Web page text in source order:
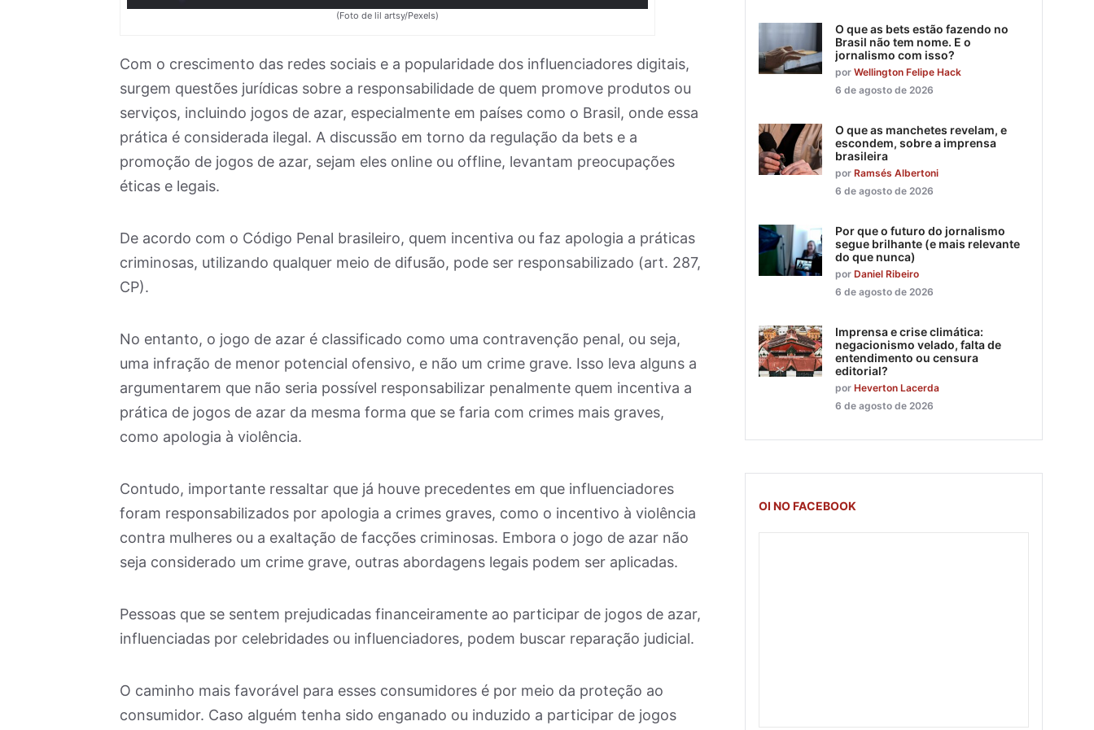
(Foto de lil artsy/Pexels)
Com o crescimento das redes sociais e a popularidade dos influenciadores digitais,
surgem questões jurídicas sobre a responsabilidade de quem promove produtos ou
serviços, incluindo jogos de azar, especialmente em países como o Brasil, onde essa
prática é considerada ilegal. A discussão em torno da regulação da bets e a
promoção de jogos de azar, sejam eles online ou offline, levantam preocupações
éticas e legais.
De acordo com o Código Penal brasileiro, quem incentiva ou faz apologia a práticas
criminosas, utilizando qualquer meio de difusão, pode ser responsabilizado (art. 287,
CP).
No entanto, o jogo de azar é classificado como uma contravenção penal, ou seja,
uma infração de menor potencial ofensivo, e não um crime grave. Isso leva alguns a
argumentarem que não seria possível responsabilizar penalmente quem incentiva a
prática de jogos de azar da mesma forma que se faria com crimes mais graves,
como apologia à violência.
Contudo, importante ressaltar que já houve precedentes em que influenciadores
foram responsabilizados por apologia a crimes graves, como o incentivo à violência
contra mulheres ou a exaltação de facções criminosas. Embora o jogo de azar não
seja considerado um crime grave, outras abordagens legais podem ser aplicadas.
Pessoas que se sentem prejudicadas financeiramente ao participar de jogos de azar,
influenciadas por celebridades ou influenciadores, podem buscar reparação judicial.
O caminho mais favorável para esses consumidores é por meio da proteção ao
consumidor. Caso alguém tenha sido enganado ou induzido a participar de jogos
O que as bets estão fazendo no
Brasil não tem nome. E o
jornalismo com isso?
por Wellington Felipe Hack
6 de agosto de 2026
O que as manchetes revelam, e
escondem, sobre a imprensa
brasileira
por Ramsés Albertoni
6 de agosto de 2026
Por que o futuro do jornalismo
segue brilhante (e mais relevante
do que nunca)
por Daniel Ribeiro
6 de agosto de 2026
Imprensa e crise climática:
negacionismo velado, falta de
entendimento ou censura
editorial?
por Heverton Lacerda
6 de agosto de 2026
OI NO FACEBOOK